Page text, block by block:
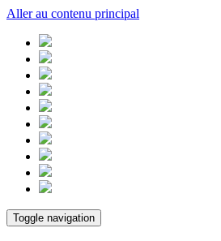
Aller au contenu principal
Toggle navigation